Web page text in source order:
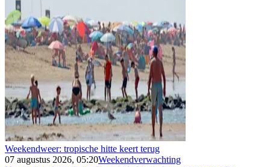
Weekendweer: tropische hitte keert terug
07 augustus 2026, 05:20Weekendverwachting